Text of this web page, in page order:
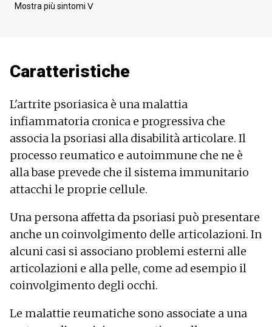
Dolore agli arti
Unghie fragili - onicoschizia
Gonfiore degli arti
Dita gonfie
Irritazione degli occhi
Unghie più profonde
Pelle secca
Debolezza muscolare
Prurito al cuoio capelluto
Taglio dell'occhio
Stanchezza
Ansia
Pressione sanguigna elevata
Pelle arrossata
Visione offuscata
Mostra più sintomi ᐯ
Caratteristiche
L'artrite psoriasica è una malattia
infiammatoria cronica e progressiva che
associa la psoriasi alla disabilità articolare. Il
processo reumatico e autoimmune che ne è
alla base prevede che il sistema immunitario
attacchi le proprie cellule.
Una persona affetta da psoriasi può presentare
anche un coinvolgimento delle articolazioni. In
alcuni casi si associano problemi esterni alle
articolazioni e alla pelle, come ad esempio il
coinvolgimento degli occhi.
Le malattie reumatiche sono associate a una